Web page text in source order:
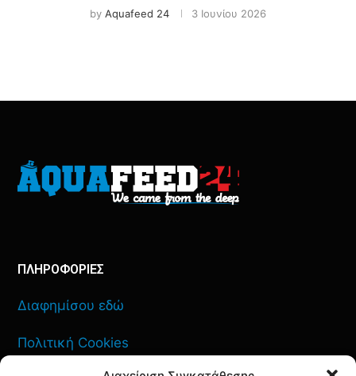
by Aquafeed 24 3 Ιουνίου 2026
ΠΛΗΡΟΦΟΡΙΕΣ
Διαφημίσου εδώ
Πολιτική Cookies